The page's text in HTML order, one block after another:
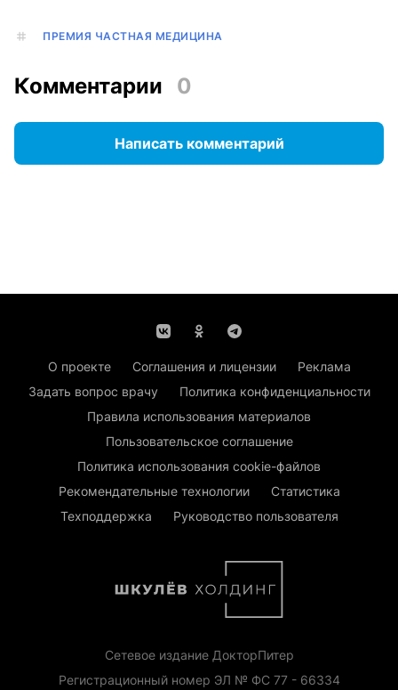
ПРЕМИЯ ЧАСТНАЯ МЕДИЦИНА
Комментарии 0
Написать комментарий
О проекте Соглашения и лицензии
Реклама
Задать вопрос врачу
Политика конфиденциальности
Правила использования материалов
Пользовательское соглашение
Политика использования cookie-файлов
Рекомендательные технологии
Статистика
Техподдержка
Руководство пользователя
Сетевое издание ДокторПитер
Регистрационный номер ЭЛ № ФС 77 - 66334